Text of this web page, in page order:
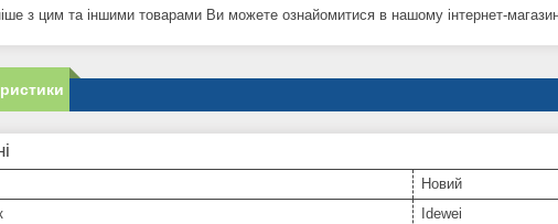
з цим та іншими товарами Ви можете ознайомитися в нашому інтернет-
Новий
Idewei